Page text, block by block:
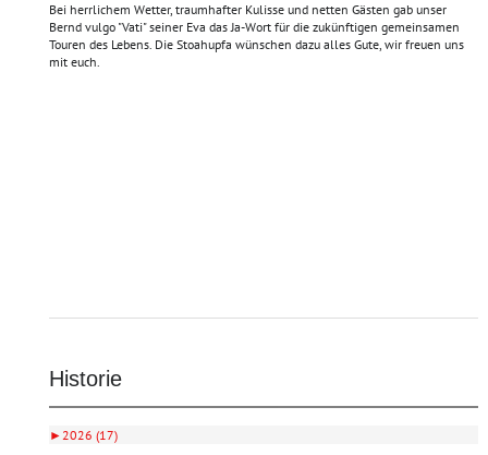
Bei herrlichem Wetter, traumhafter Kulisse und netten Gästen gab unser
Bernd vulgo "Vati" seiner Eva das Ja-Wort für die zukünftigen gemeinsamen
Touren des Lebens. Die Stoahupfa wünschen dazu alles Gute, wir freuen uns
mit euch.
Historie
►2026 (17)